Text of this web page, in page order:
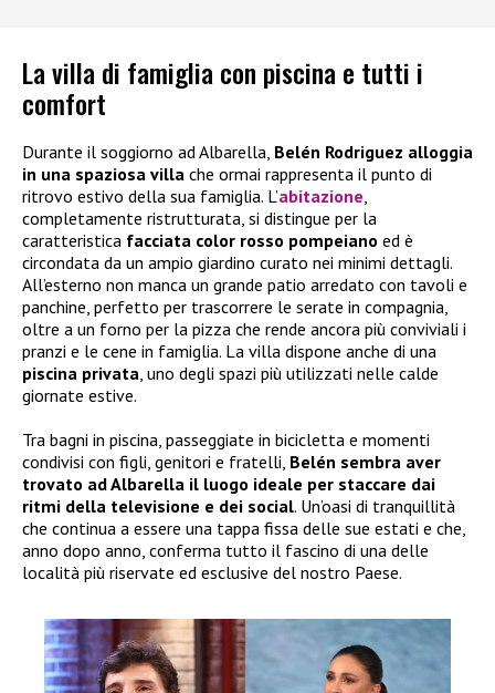
La villa di famiglia con piscina e tutti i
comfort
Durante il soggiorno ad Albarella, Belén Rodriguez alloggia
in una spaziosa villa che ormai rappresenta il punto di
ritrovo estivo della sua famiglia. L’abitazione,
completamente ristrutturata, si distingue per la
caratteristica facciata color rosso pompeiano ed è
circondata da un ampio giardino curato nei minimi dettagli.
All’esterno non manca un grande patio arredato con tavoli e
panchine, perfetto per trascorrere le serate in compagnia,
oltre a un forno per la pizza che rende ancora più conviviali i
pranzi e le cene in famiglia. La villa dispone anche di una
piscina privata, uno degli spazi più utilizzati nelle calde
giornate estive.
Tra bagni in piscina, passeggiate in bicicletta e momenti
condivisi con figli, genitori e fratelli, Belén sembra aver
trovato ad Albarella il luogo ideale per staccare dai
ritmi della televisione e dei social. Un’oasi di tranquillità
che continua a essere una tappa fissa delle sue estati e che,
anno dopo anno, conferma tutto il fascino di una delle
località più riservate ed esclusive del nostro Paese.